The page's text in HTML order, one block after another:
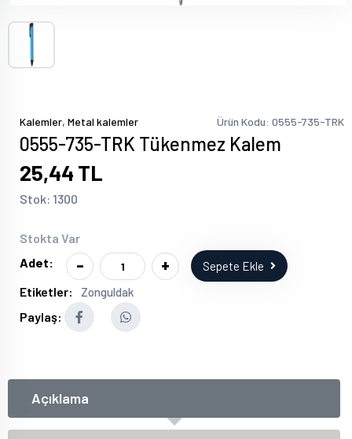
Kalemler, Metal kalemler Ürün Kodu: 0555-735-TRK
0555-735-TRK Tükenmez Kalem
25,44 TL
Stok: 1300
Stokta Var
Adet:
- + Sepete Ekle
Etiketler: Zonguldak
Paylaş:
Açıklama